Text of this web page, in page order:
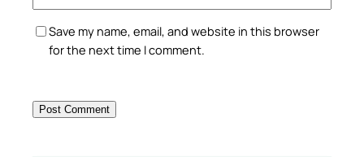
Save my name, email, and website in this browser
for the next time I comment.